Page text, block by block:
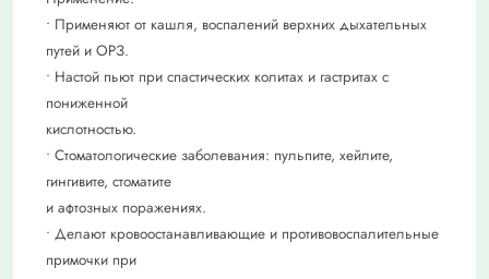
• Применяют от кашля, воспалений верхних дыхательных
путей и ОРЗ.
• Настой пьют при спастических колитах и гастритах с
пониженной
кислотностью.
• Стоматологические заболевания: пульпите, хейлите,
гингивите, стоматите
и афтозных поражениях.
• Делают кровоостанавливающие и противовоспалительные
примочки при